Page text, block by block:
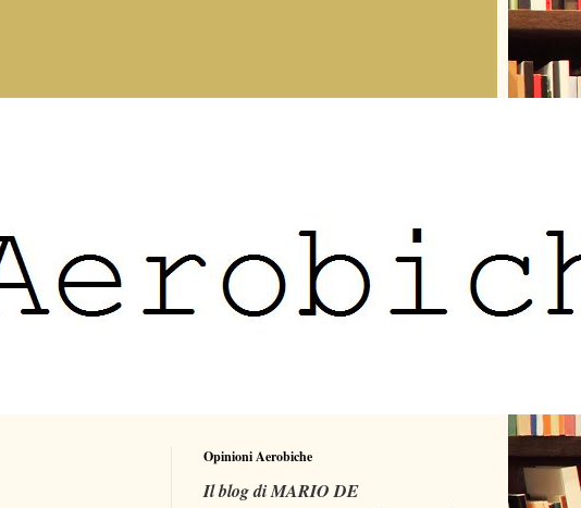
Opinioni Aerobiche
Il blog di MARIO DE